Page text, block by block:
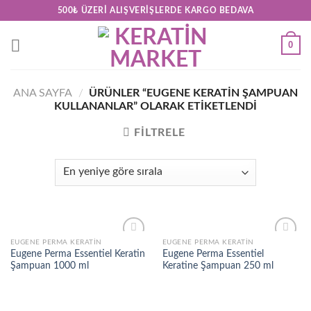
content
500₺ ÜZERI ALIŞVERIŞLERDE KARGO BEDAVA
0
ANA SAYFA /
ÜRÜNLER “EUGENE KERATIN ŞAMPUAN
KULLANANLAR” OLARAK ETIKETLENDI
FILTRELE
Add to
wishlist
EUGENE PERMA KERATIN
Eugene Perma Essentiel Keratin
Şampuan 1000 ml
EUGENE PERMA KERATIN
Eugene Perma Essentiel
Keratine Şampuan 250 ml